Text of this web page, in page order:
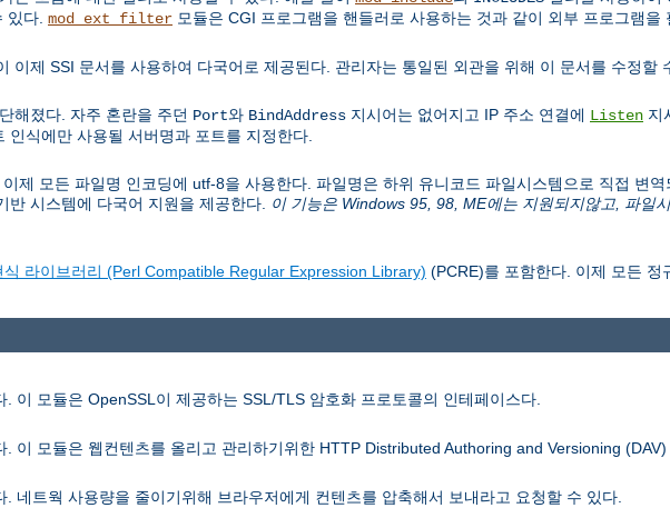
있다. mod_ext_filter 모듈은 CGI 프로그램을 핸들러로 사용하는 것과 같이 외부 프로그램을
이제 SSI 문서를 사용하여 다국어로 제공된다. 관리자는 통일된 외관을 위해 이 문서를 수정할
해졌다. 자주 혼란을 주던 Port와 BindAddress 지시어는 없어지고 IP 주소 연결에 Listen 지
식에만 사용될 서버명과 포트를 지정한다.
제 모든 파일명 인코딩에 utf-8을 사용한다. 파일명은 하위 유니코드 파일시스템으로 직접 변
시스템에 다국어 지원을 제공한다.
이 기능은 Windows 95, 98, ME에는 지원되지않고, 파일
식 라이브러리 (Perl Compatible Regular Expression Library) (PCRE)를 포함한다. 이제 모든
이 모듈은 OpenSSL이 제공하는 SSL/TLS 암호화 프로토콜의 인테페이스다.
이 모듈은 웹컨텐츠를 올리고 관리하기위한 HTTP Distributed Authoring and Versioning (DAV)
네트웍 사용량을 줄이기위해 브라우저에게 컨텐츠를 압축해서 보내라고 요청할 수 있다.